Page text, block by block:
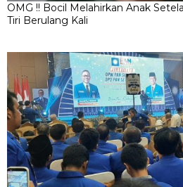
OMG !! Bocil Melahirkan Anak
Tiri Berulang Kali